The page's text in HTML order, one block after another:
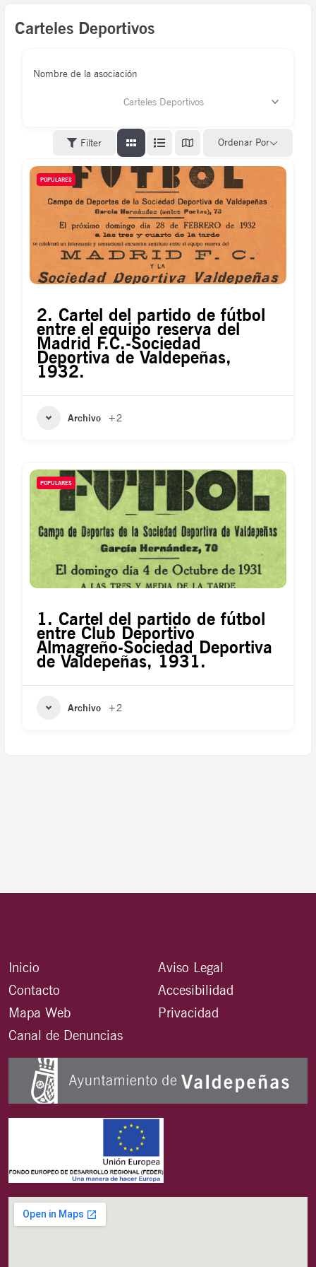
Carteles Deportivos
Nombre de la asociación
Carteles Deportivos
Filter Ordenar Por
POPULARES
2. Cartel del partido de fútbol
entre el equipo reserva del
Madrid F.C.-Sociedad
Deportiva de Valdepeñas,
1932.
Archivo +2
POPULARES
1. Cartel del partido de fútbol
entre Club Deportivo
Almagreño-Sociedad Deportiva
de Valdepeñas, 1931.
Archivo +2
Inicio
Contacto
Mapa Web
Canal de Denuncias
Aviso Legal
Accesibilidad
Privacidad